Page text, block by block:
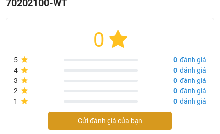
70202100-WT
0
5 0 đánh giá
4
0 đánh giá
3
0 đánh giá
2
0 đánh giá
1
0 đánh giá
Gửi đánh giá của bạn